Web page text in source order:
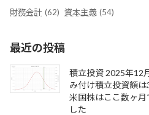
財務会計 (62) 資本主義 (54)
最近の投稿
積立投資 2025年12
み付け積立投資額は
米国株はここ数ヶ月
した